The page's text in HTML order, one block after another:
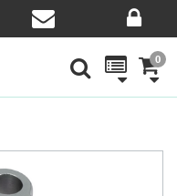
0